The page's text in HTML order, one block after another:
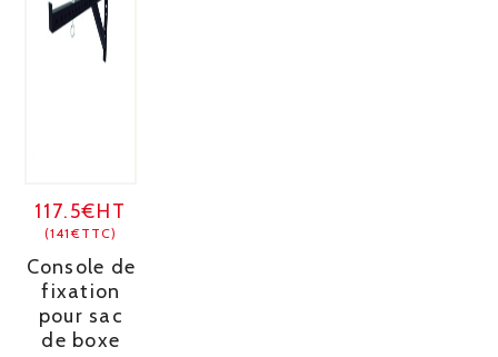
117.5€HT
(141€TTC)
Console de
fixation
pour sac
de boxe